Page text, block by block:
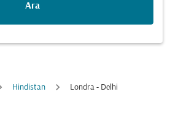
Ara
Hindistan Londra - Delhi